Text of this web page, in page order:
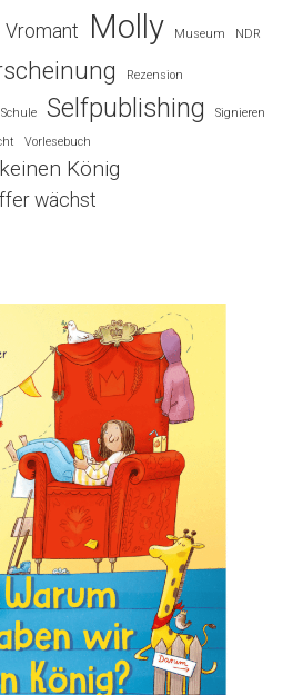
Vromant Molly Museum NDR
Rezension
Schule Selfpublishing
Signieren
Vorlesebuch
König
wächst